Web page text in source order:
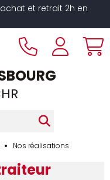
et retrait 2h en
Nos réalisations